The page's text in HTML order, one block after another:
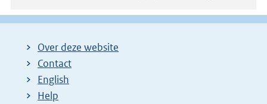
Over deze website
Contact
English
Help